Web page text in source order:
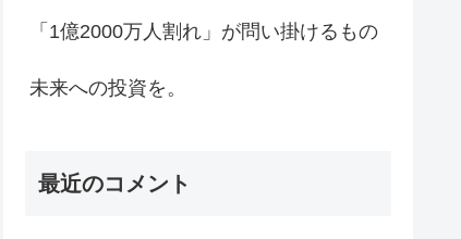
「1億2000万人割れ」が問い掛けるもの
未来への投資を。
最近のコメント